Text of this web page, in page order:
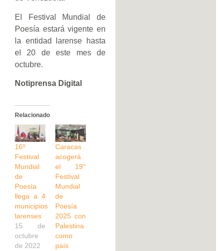
El Festival Mundial de
Poesía estará vigente en
la entidad larense hasta
el 20 de este mes de
octubre.
Notiprensa Digital
Relacionado
16º
Festival
Mundial
de
Poesía
llega a 4
municipios
larenses
15 de
octubre
de 2022
Caracas
acogerá
el 19°
Festival
Mundial
de
Poesía
2025 con
Palestina
como
país